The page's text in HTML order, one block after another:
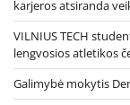
karjeros atsiranda
VILNIUS TECH
lengvosios atletikos
Galimybė mokytis